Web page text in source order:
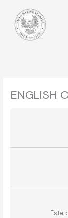
contenido
ENGLISH
Este